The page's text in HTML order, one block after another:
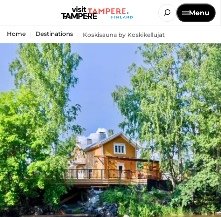
Menu
Home Destinations Koskisauna by Koskikellujat